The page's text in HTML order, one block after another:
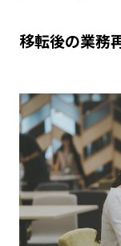
移転後の業務